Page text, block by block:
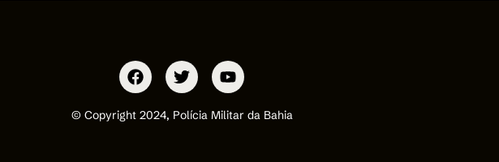
© Copyright 2024, Polícia Militar da Bahia